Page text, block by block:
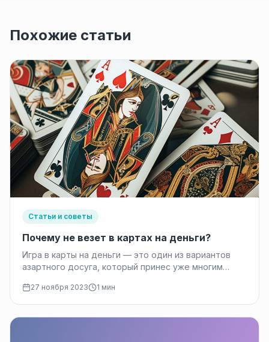
Похожие статьи
Статьи и советы
Почему не везет в картах на деньги?
Игра в карты на деньги — это один из вариантов
азартного досуга, который принес уже многим
27 ноября 2023 1 мин